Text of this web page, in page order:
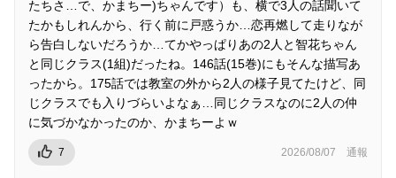
たちさ…で、かまちー)ちゃんです）も、横で3人の話聞いて
たかもしれんから、行く前に戸惑うか…恋再燃して走りなが
ら告白しないだろうか…てかやっぱりあの2人と智花ちゃん
と同じクラス(1組)だったね。146話(15巻)にもそんな描写あ
ったから。175話では教室の外から2人の様子見てたけど、同
じクラスでも入りづらいよなぁ…同じクラスなのに2人の仲
に気づかなかったのか、かまちーよｗ
7 2026/08/07 通報